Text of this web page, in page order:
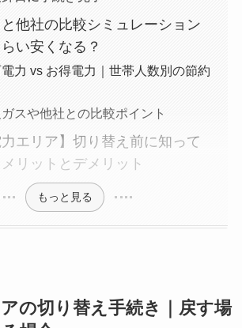
他社の比較シミュレーション
らい安くなる？
力 vs お得電力｜世帯人数別の節約
スや他社との比較ポイント
力エリア】切り替え前に知って
リットとデメリット
もっと見る
の切り替え手続き｜戻す場